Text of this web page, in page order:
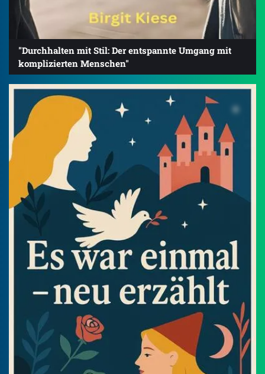
"Durchhalten mit Stil: Der entspannte Umgang mit
komplizierten Menschen"